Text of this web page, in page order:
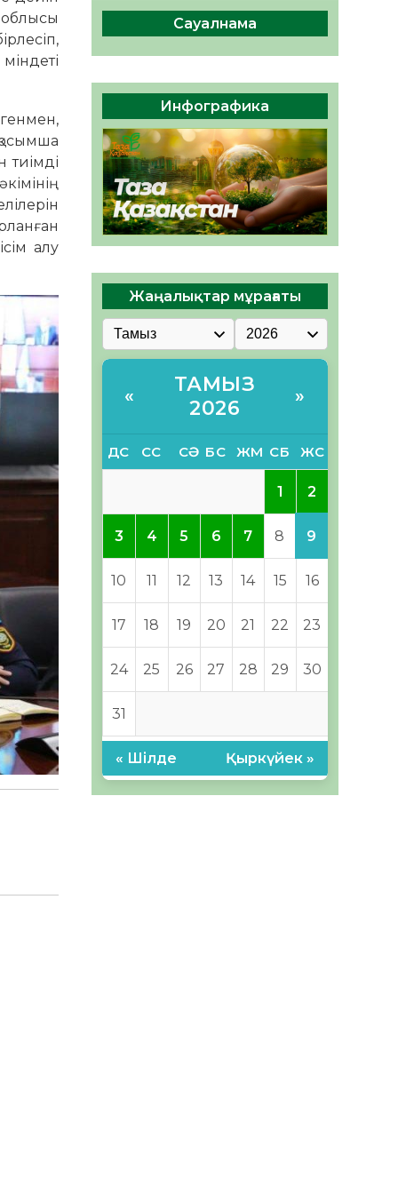
облысы
тиімді
алу
Руслан Рүстемұлы облыс
әкімінің кеңесшісі болып
тағайындалды
05.08.2026
67 0
Сауалнама
Инфографика
Жаңалықтар мұрағаты
«
ТАМЫЗ
2026
»
ДС СС СӘ БС ЖМ СБ ЖС
1 2
3 4 5 6 7 8 9
10 11 12 13 14 15 16
17 18 19 20 21 22 23
24 25 26 27 28 29 30
31
« Шілде Қыркүйек »